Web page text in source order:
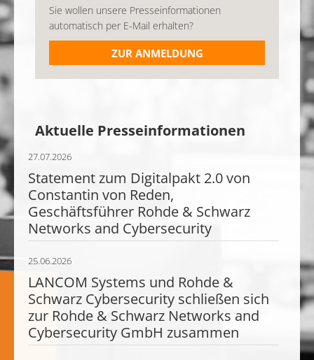
Sie wollen unsere Presseinformationen
automatisch per E-Mail erhalten?
ZUR ANMELDUNG
Aktuelle Presseinformationen
27.07.2026
Statement zum Digitalpakt 2.0 von
Constantin von Reden,
Geschäftsführer Rohde & Schwarz
Networks and Cybersecurity
25.06.2026
LANCOM Systems und Rohde &
Schwarz Cybersecurity schließen sich
zur Rohde & Schwarz Networks and
Cybersecurity GmbH zusammen